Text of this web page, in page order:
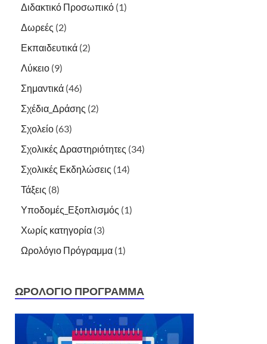
Διδακτικό Προσωπικό (1)
Δωρεές (2)
Εκπαιδευτικά (2)
Λύκειο (9)
Σημαντικά (46)
Σχέδια_Δράσης (2)
Σχολείο (63)
Σχολικές Δραστηριότητες (34)
Σχολικές Εκδηλώσεις (14)
Τάξεις (8)
Υποδομές_Εξοπλισμός (1)
Χωρίς κατηγορία (3)
Ωρολόγιο Πρόγραμμα (1)
ΩΡΟΛΌΓΙΟ ΠΡΌΓΡΑΜΜΑ